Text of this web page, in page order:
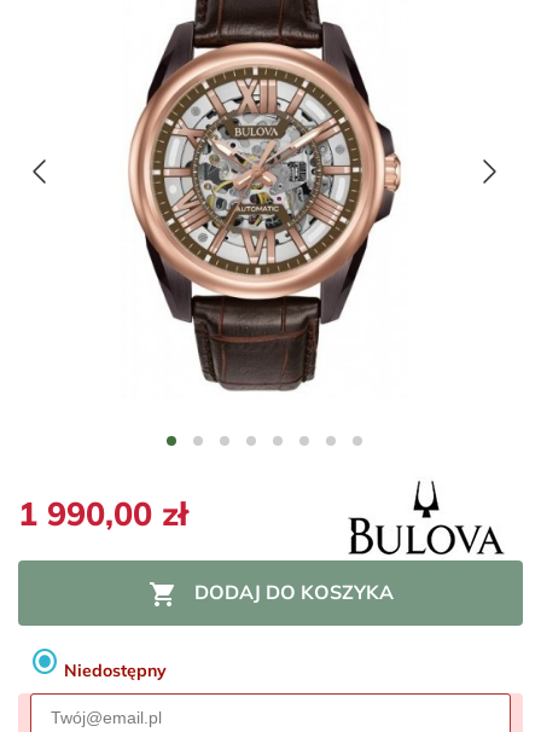
1 990,00 zł
 DODAJ DO KOSZYKA
radio_button_checked Niedostępny